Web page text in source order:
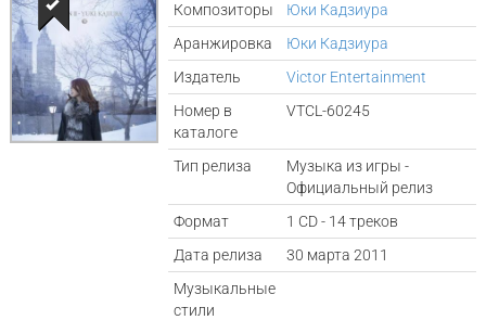
Композиторы
Юки Кадзиура
Аранжировка
Юки Кадзиура
Издатель
Victor Entertainment
Номер в
каталоге
VTCL-60245
Тип релиза
Музыка из игры -
Официальный релиз
Формат
1 CD - 14 треков
Дата релиза
30 марта 2011
Музыкальные
стили